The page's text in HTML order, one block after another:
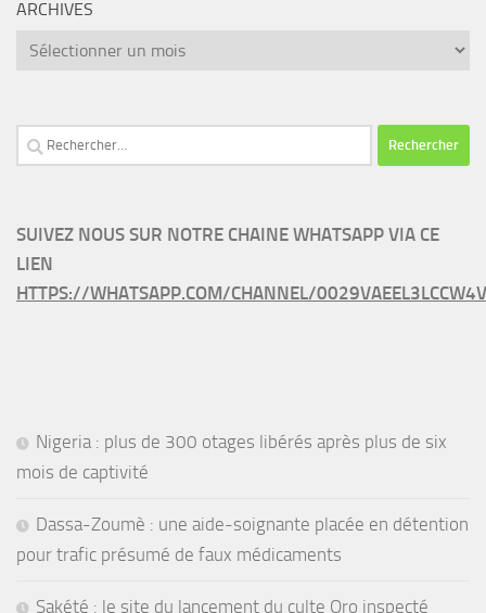
ARCHIVES
Archives
Rechercher :
SUIVEZ NOUS SUR NOTRE CHAINE WHATSAPP VIA CE
LIEN
HTTPS://WHATSAPP.COM/CHANNEL/
Nigeria : plus de 300 otages libérés après plus de six
mois de captivité
Dassa-Zoumè : une aide-soignante placée en détention
pour trafic présumé de faux médicaments
Sakété : le site du lancement du culte Oro inspecté